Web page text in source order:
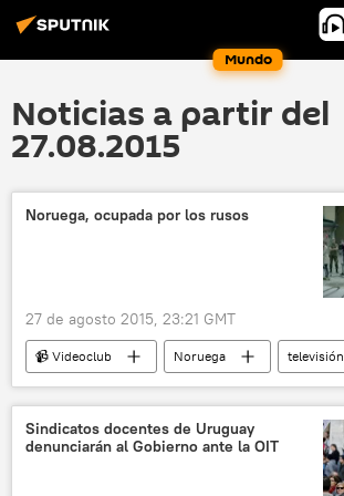
Mundo
Noticias a partir del
27.08.2015
Noruega, ocupada por los rusos
27 de agosto 2015, 23:21 GMT
📹 Videoclub Noruega
televisión
Rusia
Sindicatos docentes de Uruguay
denunciarán al Gobierno ante la OIT